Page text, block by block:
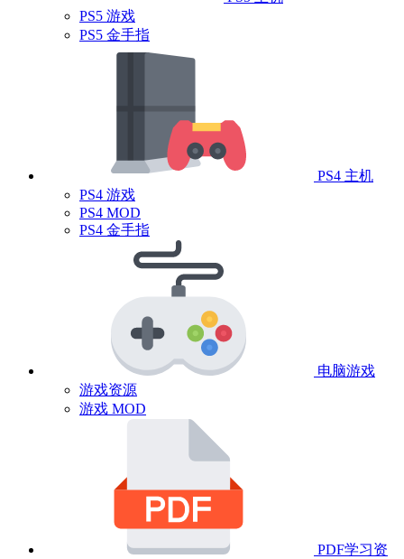
PS5 游戏
PS5 金手指
PS4 主机
PS4 游戏
PS4 MOD
PS4 金手指
电脑游戏
游戏资源
游戏 MOD
PDF学习资